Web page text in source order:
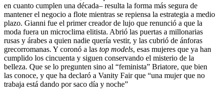
en cuanto cumplen una década– resulta la forma más segura de
mantener el negocio a flote mientras se repiensa la estrategia a medio
plazo. Gianni fue el primer creador de lujo que renunció a que la
moda fuera un microclima elitista. Abrió las puertas a millonarias
rusas y árabes a quien nadie quería vestir, y las cubrió de ánforas
grecorromanas. Y coronó a las top models, esas mujeres que ya han
cumplido los cincuenta y siguen conservando el misterio de la
belleza. Que se lo pregunten sino al “feminista” Briatore, que bien
las conoce, y que ha declaró a Vanity Fair que “una mujer que no
trabaja está dando por saco día y noche”